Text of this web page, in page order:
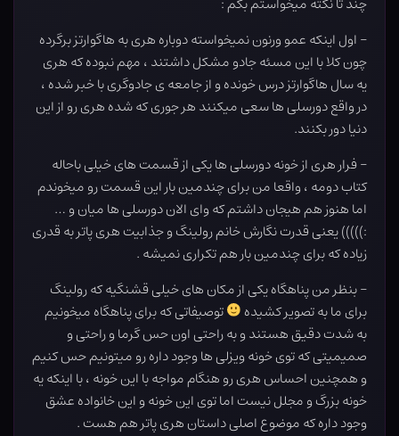
– اول اینکه عمو ورنون نمیخواسته دوباره هری به هاگوارتز برگرده
چون کلا با این مسئه جادو مشکل داشتند ، مهم نبوده که هری
یه سال هاگوارتز درس خونده و از جامعه ی جادوگری با خبر شده ،
در واقع دورسلی ها سعی میکنند هر جوری که شده هری رو از این
دنیا دور بکنند.
– فرار هری از خونه دورسلی ها یکی از قسمت های خیلی باحاله
کتاب دومه ، واقعا من برای چندمین بار این قسمت رو میخوندم
اما هنوز هم هیجان داشتم که وای الان دورسلی ها میان و …
:))))) یعنی قدرت نگارش خانم رولینگ و جذابیت هری پاتر به قدری
زیاده که برای چندمین بار هم تکراری نمیشه .
– بنظر من پناهگاه یکی از مکان های خیلی قشنگیه که رولینگ
برای ما به تصویر کشیده
توصیفاتی که برای پناهگاه میخونیم
به شدت دقیق هستند و به راحتی اون حس گرما و راحتی و
صمیمیتی که توی خونه ویزلی ها وجود داره رو میتونیم حس کنیم
و همچنین احساس هری رو هنگام مواجه با این خونه ، با اینکه یه
خونه بزرگ و مجلل نیست اما توی این خونه و این خانواده عشق
وجود داره که موضوع اصلی داستان هری پاتر هم هست .